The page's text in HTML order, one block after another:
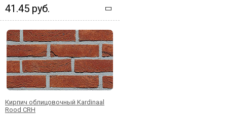
41.45 руб.
Кирпич облицовочный Kardinaal
Rood CRH